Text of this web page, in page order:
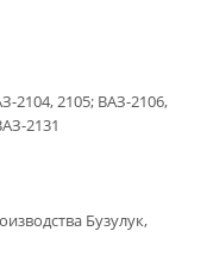
2104, 2105; ВАЗ-2106,
2131
Бузулук,